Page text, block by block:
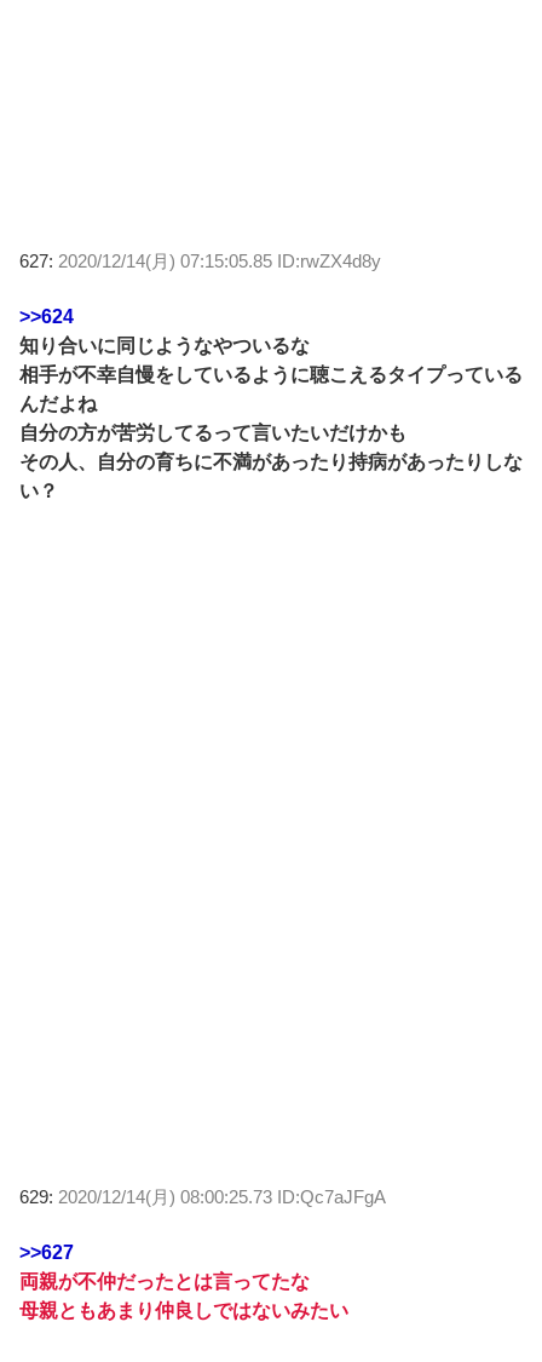
627: 2020/12/14(月) 07:15:05.85 ID:rwZX4d8y
>>624
知り合いに同じようなやついるな
相手が不幸自慢をしているように聴こえるタイプっている
んだよね
自分の方が苦労してるって言いたいだけかも
その人、自分の育ちに不満があったり持病があったりしな
い？
629: 2020/12/14(月) 08:00:25.73 ID:Qc7aJFgA
>>627
両親が不仲だったとは言ってたな
母親ともあまり仲良しではないみたい